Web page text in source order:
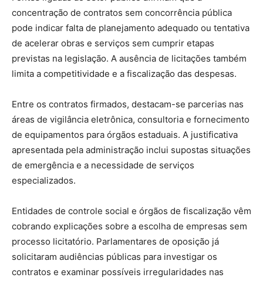
concentração de contratos sem concorrência pública
pode indicar falta de planejamento adequado ou tentativa
de acelerar obras e serviços sem cumprir etapas
previstas na legislação. A ausência de licitações também
limita a competitividade e a fiscalização das despesas.
Entre os contratos firmados, destacam-se parcerias nas
áreas de vigilância eletrônica, consultoria e fornecimento
de equipamentos para órgãos estaduais. A justificativa
apresentada pela administração inclui supostas situações
de emergência e a necessidade de serviços
especializados.
Entidades de controle social e órgãos de fiscalização vêm
cobrando explicações sobre a escolha de empresas sem
processo licitatório. Parlamentares de oposição já
solicitaram audiências públicas para investigar os
contratos e examinar possíveis irregularidades nas